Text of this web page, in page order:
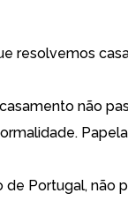
resolvemos
não
de Portugal, não